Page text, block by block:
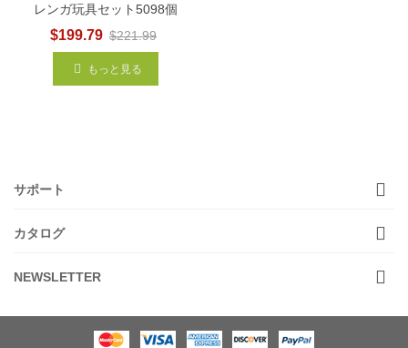
レンガ玩具セット5098個
$199.79 $221.99
もっと見る
サポート
カタログ
NEWSLETTER